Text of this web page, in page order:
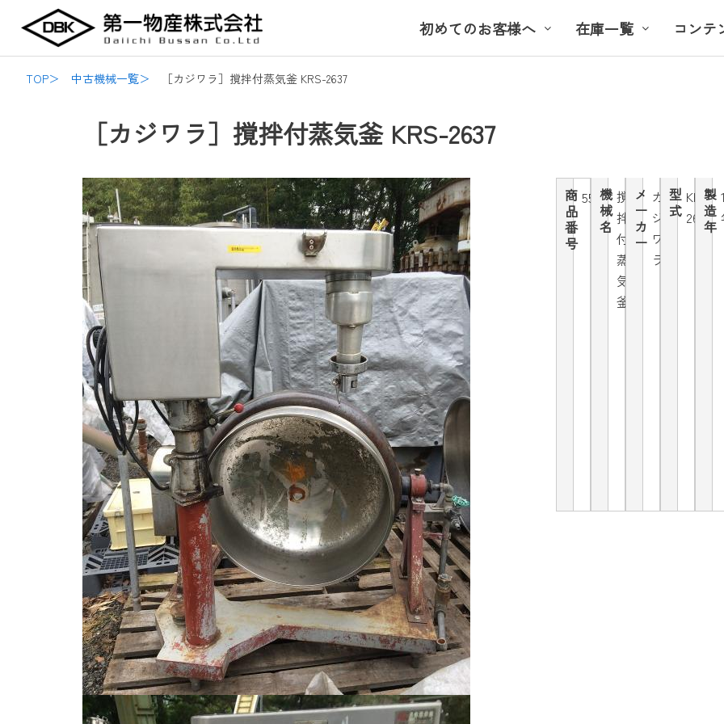
を
初めてのお客様へ 在庫一覧 コンテ
TOP＞ 中古機械一覧＞ ［カジワラ］撹拌付蒸気釜 KRS-2637
［カジワラ］撹拌付蒸気釜 KRS-2637
商
品
番
号
5525機
械
名
撹
拌
付
蒸
気
釜
メ
ー
カ
ー
カ
ジ
ワ
ラ
型
式
KRS-
2637
製
造
年
navigation